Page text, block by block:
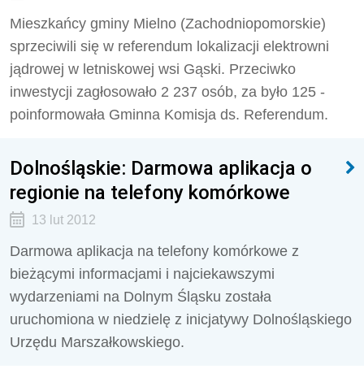
Mieszkańcy gminy Mielno (Zachodniopomorskie)
sprzeciwili się w referendum lokalizacji elektrowni
jądrowej w letniskowej wsi Gąski. Przeciwko
inwestycji zagłosowało 2 237 osób, za było 125 -
poinformowała Gminna Komisja ds. Referendum.
Dolnośląskie: Darmowa aplikacja o
regionie na telefony komórkowe
13 lut 2012
Darmowa aplikacja na telefony komórkowe z
bieżącymi informacjami i najciekawszymi
wydarzeniami na Dolnym Śląsku została
uruchomiona w niedzielę z inicjatywy Dolnośląskiego
Urzędu Marszałkowskiego.